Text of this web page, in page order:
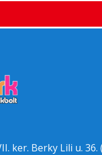
ker. Berky Lili u.